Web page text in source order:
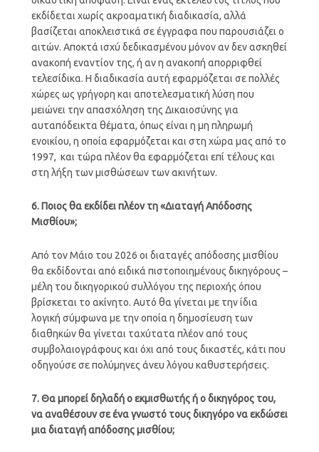
εκδίδεται χωρίς ακροαματική διαδικασία, αλλά
βασίζεται αποκλειστικά σε έγγραφα που παρουσιάζει ο
αιτών. Αποκτά ισχύ δεδικασμένου μόνον αν δεν ασκηθεί
ανακοπή εναντίον της, ή αν η ανακοπή απορριφθεί
τελεσίδικα. Η διαδικασία αυτή εφαρμόζεται σε πολλές
χώρες ως γρήγορη και αποτελεσματική λύση που
μειώνει την απασχόληση της Δικαιοσύνης για
αυταπόδεικτα θέματα, όπως είναι η μη πληρωμή
ενοικίου, η οποία εφαρμόζεται και στη χώρα μας από το
1997, και τώρα πλέον θα εφαρμόζεται επί τέλους και
στη λήξη των μισθώσεων των ακινήτων.
6. Ποιος θα εκδίδει πλέον τη «Διαταγή Απόδοσης
Μισθίου»;
Από τον Μάιο του 2026 οι διαταγές απόδοσης μισθίου
θα εκδίδονται από ειδικά πιστοποιημένους δικηγόρους –
μέλη του δικηγορικού συλλόγου της περιοχής όπου
βρίσκεται το ακίνητο. Αυτό θα γίνεται με την ίδια
λογική σύμφωνα με την οποία η δημοσίευση των
διαθηκών θα γίνεται ταχύτατα πλέον από τους
συμβολαιογράφους και όχι από τους δικαστές, κάτι που
οδηγούσε σε πολύμηνες άνευ λόγου καθυστερήσεις.
7. Θα μπορεί δηλαδή ο εκμισθωτής ή ο δικηγόρος του,
να αναθέσουν σε ένα γνωστό τους δικηγόρο να εκδώσει
μια διαταγή απόδοσης μισθίου;